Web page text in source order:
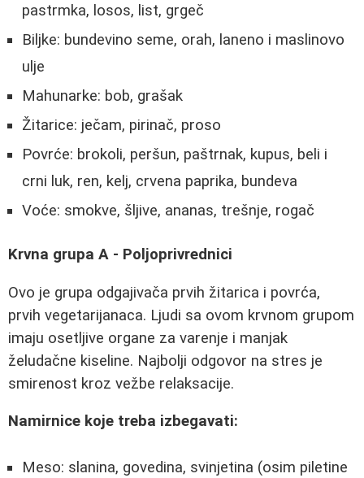
pastrmka, losos, list, grgeč
Biljke: bundevino seme, orah, laneno i maslinovo
ulje
Mahunarke: bob, grašak
Žitarice: ječam, pirinač, proso
Povrće: brokoli, peršun, paštrnak, kupus, beli i
crni luk, ren, kelj, crvena paprika, bundeva
Voće: smokve, šljive, ananas, trešnje, rogač
Krvna grupa A - Poljoprivrednici
Ovo je grupa odgajivača prvih žitarica i povrća,
prvih vegetarijanaca. Ljudi sa ovom krvnom grupom
imaju osetljive organe za varenje i manjak
želudačne kiseline. Najbolji odgovor na stres je
smirenost kroz vežbe relaksacije.
Namirnice koje treba izbegavati:
Meso: slanina, govedina, svinjetina (osim piletine